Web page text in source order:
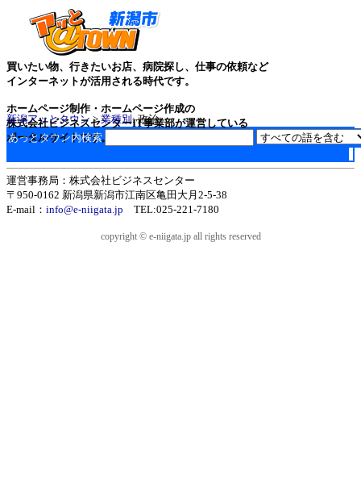
買いたい物、行きたいお店、病院探し、仕事の依頼など
インターネットが活用される時代です。
ホームページ制作・ホームページ作成の
株式会社ビジネスセンターIT事業部が運営している
ポータルサイトです。
新潟アッとタウン>業種別: 政治
あっとタウン内検索
運営事務局：株式会社ビジネスセンター
〒950-0162 新潟県新潟市江南区亀田大月2-5-38
E-mail： info@e-niigata.jp TEL:025-221-7180
copyright © e-niigata.jp all rights reserved